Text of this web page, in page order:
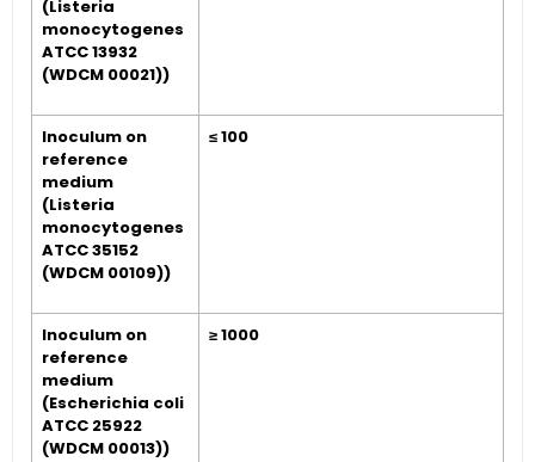
(Listeria
monocytogenes
ATCC 13932
(WDCM 00021))
Inoculum on
reference
medium
(Listeria
monocytogenes
ATCC 35152
(WDCM 00109))
≤ 100
Inoculum on
reference
medium
(Escherichia coli
ATCC 25922
(WDCM 00013))
≥ 1000